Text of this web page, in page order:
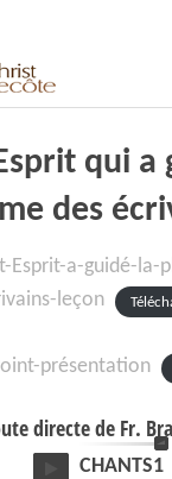
qui a
des
Esprit-a-guidé-la-
leçon
présentation
directe de Fr.
CHANTS1